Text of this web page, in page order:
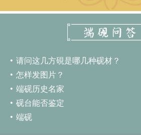
请问这几方硯是哪几种砚材？
怎样发图片？
端砚历史名家
砚台能否鉴定
端砚